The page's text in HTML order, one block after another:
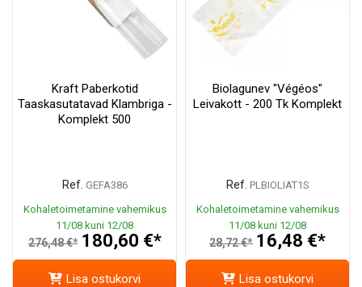
Kraft Paberkotid
Taaskasutatavad Klambriga -
Komplekt 500
Ref. GEFA386
Kohaletoimetamine vahemikus
11/08 kuni 12/08
276,48 €* 180,60 €*
Lisa ostukorvi
Biolagunev "Végéos"
Leivakott - 200 Tk Komplekt
Ref. PLBIOLIAT1S
Kohaletoimetamine vahemikus
11/08 kuni 12/08
28,72 €* 16,48 €*
Lisa ostukorvi